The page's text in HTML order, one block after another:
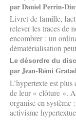
par Daniel Perrin-
Livret de famille,
relever les traces de
encombrer : un
dématérialisation
Le désordre du
par Jean-Rémi
L’hypertexte est
de leur « clôture ».
organise en système
activisme